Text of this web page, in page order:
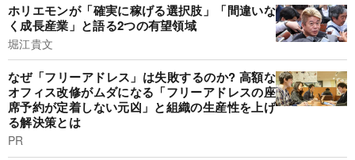
ホリエモンが「確実に稼げる選択肢」「間違いな
く成長産業」と語る2つの有望領域
堀江貴文
なぜ「フリーアドレス」は失敗するのか? 高額な
オフィス改修がムダになる「フリーアドレスの座
席予約が定着しない元凶」と組織の生産性を上げ
る解決策とは
PR